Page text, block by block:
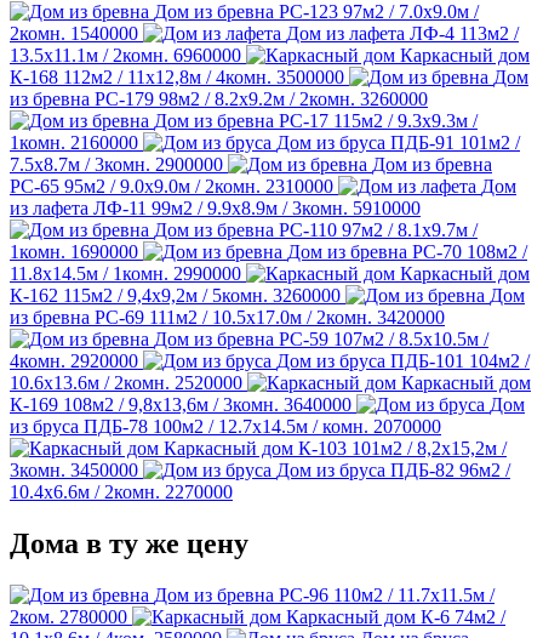
Дом из бревна РС-123 97м2 / 7.0х9.0м /
2комн. 1540000 Дом из лафета ЛФ-4 113м2 /
13.5х11.1м / 2комн. 6960000
Каркасный дом
К-168 112м2 / 11х12,8м / 4комн. 3500000
Дом
из бревна РС-179 98м2 / 8.2х9.2м / 2комн. 3260000
Дом из бревна РС-17 115м2 / 9.3х9.3м /
1комн. 2160000 Дом из бруса ПДБ-91 101м2 /
7.5х8.7м / 3комн. 2900000
Дом из бревна
РС-65 95м2 / 9.0х9.0м / 2комн. 2310000
Дом
из лафета ЛФ-11 99м2 / 9.9х8.9м / 3комн. 5910000
Дом из бревна РС-110 97м2 / 8.1х9.7м /
1комн. 1690000 Дом из бревна РС-70 108м2 /
11.8х14.5м / 1комн. 2990000
Каркасный дом
К-162 115м2 / 9,4х9,2м / 5комн. 3260000
Дом
из бревна РС-69 111м2 / 10.5х17.0м / 2комн. 3420000
Дом из бревна РС-59 107м2 / 8.5х10.5м /
4комн. 2920000 Дом из бруса ПДБ-101 104м2 /
10.6х13.6м / 2комн. 2520000
Каркасный дом
К-169 108м2 / 9,8х13,6м / 3комн. 3640000
Дом
из бруса ПДБ-78 100м2 / 12.7х14.5м / комн. 2070000
Каркасный дом К-103 101м2 / 8,2х15,2м /
3комн. 3450000 Дом из бруса ПДБ-82 96м2 /
10.4х6.6м / 2комн. 2270000
Дома в ту же цену
Дом из бревна РС-96 110м2 / 11.7х11.5м /
2ком. 2780000 Каркасный дом К-6 74м2 /